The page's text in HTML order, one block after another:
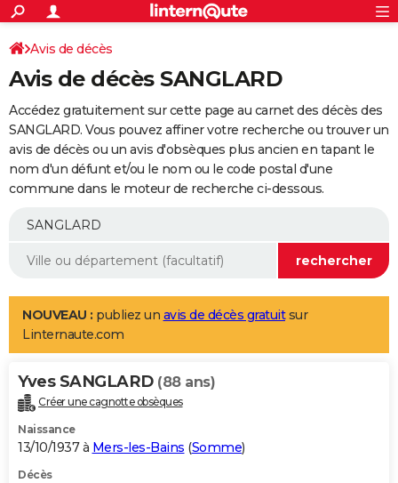
ACTUALITÉS
Politique
Société
Faits Divers
Education
Monde
Villes
+
SPORT
Coupe du monde 2026
Football
Tennis
Cyclisme
Rugby
Forum
Programme TV
TNT
Streaming
Cinéma
Sorties cinéma
Musique
+
FINANCE
Retraite
Epargne
Immobilier
Risques naturels par ville
Banque
Assurance
AUTO
Essais
Réserver un essai
Citadines
Berlines
SUV
Forum auto
+
Mobiles
Meilleur smartphone
Internet
Ordinateurs
Jeux vidéo
Guide high-tech
Aménagement intérieur
LIFESTYLE
Art de vivre
Bien-être
Loisirs
Mode
Modes de vie
Alimentation
Guide de la santé
Maladies
Médicaments
Sommeil
VOYAGE
Destinations
City break
Voyage nature
Voyage de noces
Forum
Climat
+PHOTO
GUIDES D'ACHAT
Avis de décès
Avis de décès SANGLARD
Accédez gratuitement sur cette page au carnet des décès des
SANGLARD. Vous pouvez affiner votre recherche ou trouver un
avis de décès ou un avis d'obsèques plus ancien en tapant le
nom d'un défunt et/ou le nom ou le code postal d'une
commune dans le moteur de recherche ci-dessous.
NOUVEAU : publiez un avis de décès gratuitsur
Linternaute.com
Yves SANGLARD (88 ans)
Créer une cagnotte obsèques
Naissance
13/10/1937 à Mers-les-Bains (Somme)
Décès